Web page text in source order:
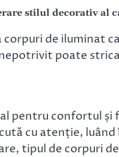
stilul decorativ al
corpuri de iluminat
poate
pentru confortul
cu atenție,
tipul de corpuri